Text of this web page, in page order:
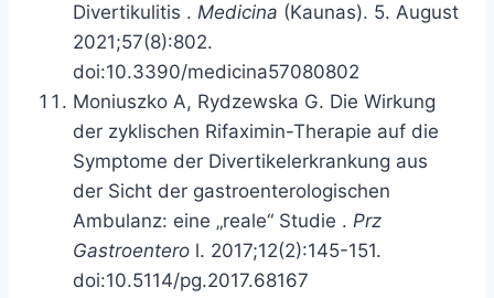
Divertikulitis . Medicina (Kaunas). 5. August
2021;57(8):802.
doi:10.3390/medicina57080802
Moniuszko A, Rydzewska G. Die Wirkung
der zyklischen Rifaximin-Therapie auf die
Symptome der Divertikelerkrankung aus
der Sicht der gastroenterologischen
Ambulanz: eine „reale“ Studie . Prz
Gastroentero l. 2017;12(2):145-151.
doi:10.5114/pg.2017.68167